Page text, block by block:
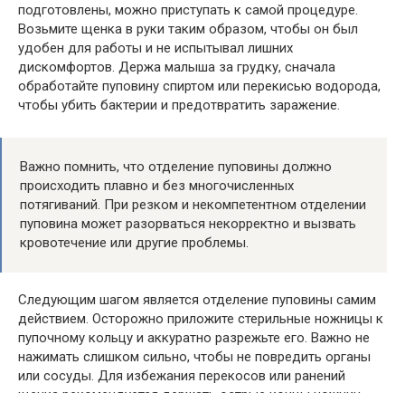
подготовлены, можно приступать к самой процедуре.
Возьмите щенка в руки таким образом, чтобы он был
удобен для работы и не испытывал лишних
дискомфортов. Держа малыша за грудку, сначала
обработайте пуповину спиртом или перекисью водорода,
чтобы убить бактерии и предотвратить заражение.
Важно помнить, что отделение пуповины должно
происходить плавно и без многочисленных
потягиваний. При резком и некомпетентном отделении
пуповина может разорваться некорректно и вызвать
кровотечение или другие проблемы.
Следующим шагом является отделение пуповины самим
действием. Осторожно приложите стерильные ножницы к
пупочному кольцу и аккуратно разрежьте его. Важно не
нажимать слишком сильно, чтобы не повредить органы
или сосуды. Для избежания перекосов или ранений